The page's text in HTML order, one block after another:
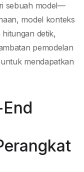
sebuah model—
model konteks
detik,
pemodelan
mendapatkan